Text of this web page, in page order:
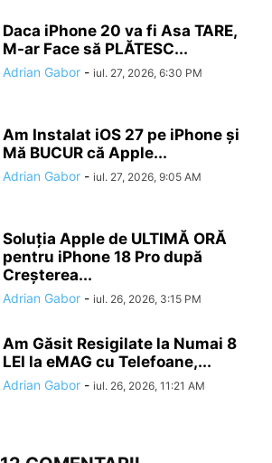
Daca iPhone 20 va fi Asa TARE,
M-ar Face să PLĂTESC...
Adrian Gabor - iul. 27, 2026, 6:30 PM
Am Instalat iOS 27 pe iPhone și
Mă BUCUR că Apple...
Adrian Gabor - iul. 27, 2026, 9:05 AM
Soluția Apple de ULTIMĂ ORĂ
pentru iPhone 18 Pro după
Creșterea...
Adrian Gabor - iul. 26, 2026, 3:15 PM
Am Găsit Resigilate la Numai 8
LEI la eMAG cu Telefoane,...
Adrian Gabor - iul. 26, 2026, 11:21 AM